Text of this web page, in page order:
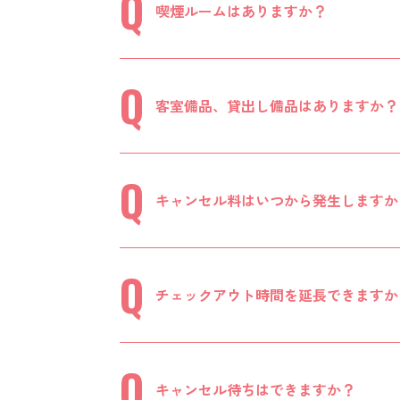
喫煙ルームはありますか？
客室備品、貸出し備品はありますか？
キャンセル料はいつから発生します
チェックアウト時間を延長できます
キャンセル待ちはできますか？